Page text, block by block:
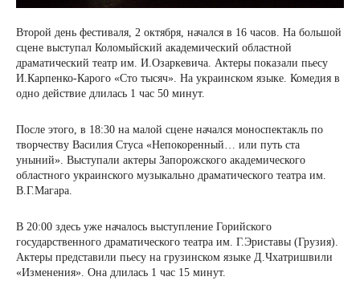
Второй день фестиваля, 2 октября, начался в 16 часов. На большой
сцене выступал Коломыйский академический областной
драматический театр им. И.Озаркевича. Актеры показали пьесу
И.Карпенко-Карого «Сто тысяч». На украинском языке. Комедия в
одно действие длилась 1 час 50 минут.
После этого, в 18:30 на малой сцене начался моноспектакль по
творчеству Василия Стуса «Непокоренный… или путь ста
уныний». Выступали актеры Запорожского академического
областного украинского музыкально драматического театра им.
В.Г.Магара.
В 20:00 здесь уже началось выступление Горийского
государственного драматического театра им. Г.Эриставы (Грузия).
Актеры представили пьесу на грузинском языке Д.Чхатришвили
«Изменения». Она длилась 1 час 15 минут.